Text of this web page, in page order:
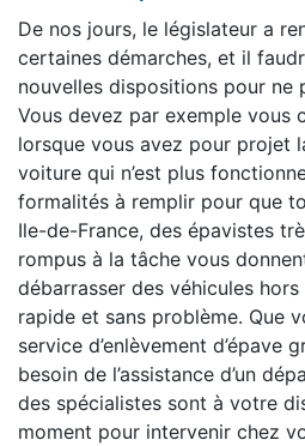
De nos jours, le législateur a
certaines démarches, et il
nouvelles dispositions pour ne
Vous devez par exemple vous
lorsque vous avez pour projet
voiture qui n’est plus
formalités à remplir pour que
Ile-de-France, des épavistes
rompus à la tâche vous
débarrasser des véhicules hors
rapide et sans problème. Que
service d’enlèvement d’épave
besoin de l’assistance d’un
des spécialistes sont à votre
moment pour intervenir chez